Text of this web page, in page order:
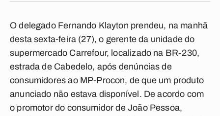
O delegado Fernando Klayton prendeu, na manhã
desta sexta-feira (27), o gerente da unidade do
supermercado Carrefour, localizado na BR-230,
estrada de Cabedelo, após denúncias de
consumidores ao MP-Procon, de que um produto
anunciado não estava disponível. De acordo com
o promotor do consumidor de João Pessoa,